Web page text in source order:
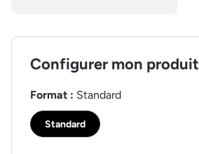
Configurer mon produit
Format : Standard
Standard